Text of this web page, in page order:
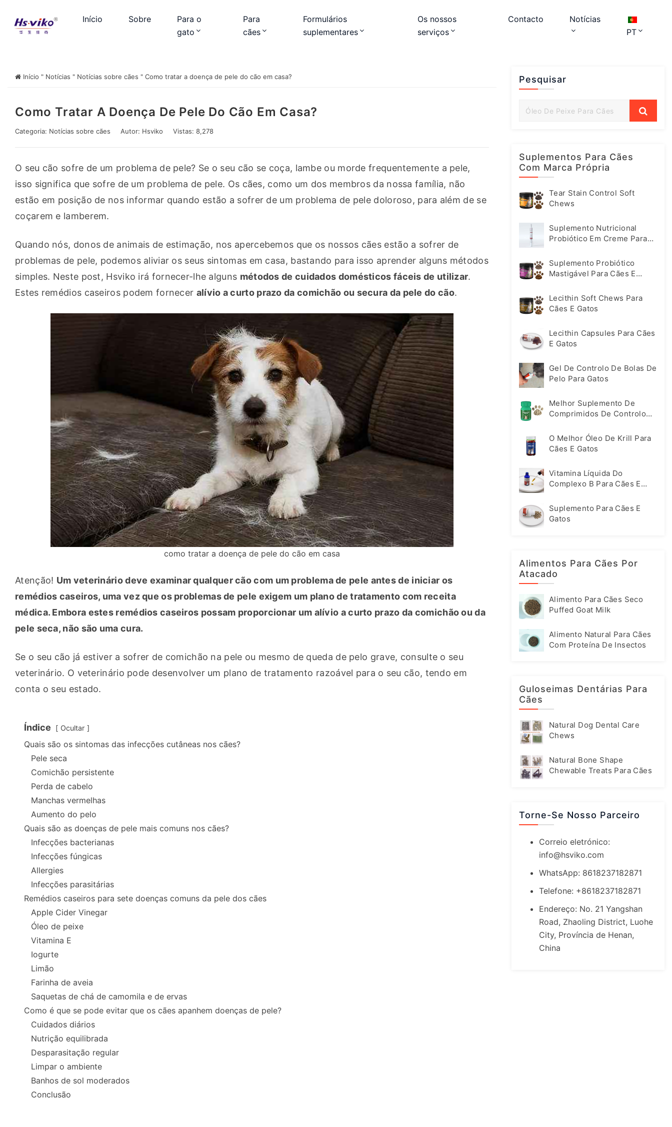
Início Sobre
Para o
gato
Para
cães
Formulários
suplementares
Os nossos
serviços
Contacto
Notícias
PT
Início " Notícias " Notícias sobre cães " Como tratar a doença de pele do cão em casa?
Como Tratar A Doença De Pele Do Cão Em Casa?
Categoria: Notícias sobre cães Autor: Hsviko Vistas: 8,278
O seu cão sofre de um problema de pele? Se o seu cão se coça, lambe ou morde frequentemente a pele,
isso significa que sofre de um problema de pele. Os cães, como um dos membros da nossa família, não
estão em posição de nos informar quando estão a sofrer de um problema de pele doloroso, para além de se
coçarem e lamberem.
Quando nós, donos de animais de estimação, nos apercebemos que os nossos cães estão a sofrer de
problemas de pele, podemos aliviar os seus sintomas em casa, bastando para isso aprender alguns métodos
simples. Neste post, Hsviko irá fornecer-lhe alguns métodos de cuidados domésticos fáceis de utilizar.
Estes remédios caseiros podem fornecer alívio a curto prazo da comichão ou secura da pele do cão.
como tratar a doença de pele do cão em casa
Atenção! Um veterinário deve examinar qualquer cão com um problema de pele antes de iniciar os
remédios caseiros, uma vez que os problemas de pele exigem um plano de tratamento com receita
médica. Embora estes remédios caseiros possam proporcionar um alívio a curto prazo da comichão ou da
pele seca, não são uma cura.
Se o seu cão já estiver a sofrer de comichão na pele ou mesmo de queda de pelo grave, consulte o seu
veterinário. O veterinário pode desenvolver um plano de tratamento razoável para o seu cão, tendo em
conta o seu estado.
Índice Ocultar
Quais são os sintomas das infecções cutâneas nos cães?
Pele seca
Comichão persistente
Perda de cabelo
Manchas vermelhas
Aumento do pelo
Quais são as doenças de pele mais comuns nos cães?
Infecções bacterianas
Infecções fúngicas
Allergies
Infecções parasitárias
Remédios caseiros para sete doenças comuns da pele dos cães
Apple Cider Vinegar
Óleo de peixe
Vitamina E
Iogurte
Limão
Farinha de aveia
Saquetas de chá de camomila e de ervas
Como é que se pode evitar que os cães apanhem doenças de pele?
Cuidados diários
Nutrição equilibrada
Desparasitação regular
Limpar o ambiente
Banhos de sol moderados
Conclusão
Pesquisar
Suplementos Para Cães
Com Marca Própria
Tear Stain Control Soft
Chews
Suplemento Nutricional
Probiótico Em Creme Para
Suplemento Probiótico
Mastigável Para Cães E
Lecithin Soft Chews Para
Cães E Gatos
Lecithin Capsules Para Cães
E Gatos
Gel De Controlo De Bolas De
Pelo Para Gatos
Melhor Suplemento De
Comprimidos De Controlo
O Melhor Óleo De Krill Para
Cães E Gatos
Vitamina Líquida Do
Complexo B Para Cães E
Suplemento Para Cães E
Gatos
Alimentos Para Cães Por
Atacado
Alimento Para Cães Seco
Puffed Goat Milk
Alimento Natural Para Cães
Com Proteína De Insectos
Guloseimas Dentárias Para
Cães
Natural Dog Dental Care
Chews
Natural Bone Shape
Chewable Treats Para Cães
Torne-Se Nosso Parceiro
Correio eletrónico:
info@hsviko.com
WhatsApp: 8618237182871
Telefone: +8618237182871
Endereço: No. 21 Yangshan
Road, Zhaoling District, Luohe
City, Província de Henan,
China